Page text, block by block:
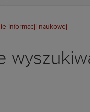
informacji naukowej